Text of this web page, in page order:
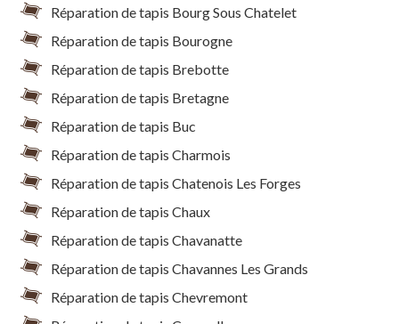
Réparation de tapis Bourg Sous Chatelet
Réparation de tapis Bourogne
Réparation de tapis Brebotte
Réparation de tapis Bretagne
Réparation de tapis Buc
Réparation de tapis Charmois
Réparation de tapis Chatenois Les Forges
Réparation de tapis Chaux
Réparation de tapis Chavanatte
Réparation de tapis Chavannes Les Grands
Réparation de tapis Chevremont